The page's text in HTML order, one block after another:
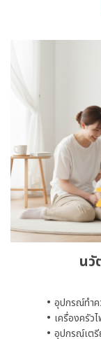
นวั
อุปกรณ์ทำค
เครื่องครัว
อุปกรณ์เตรี